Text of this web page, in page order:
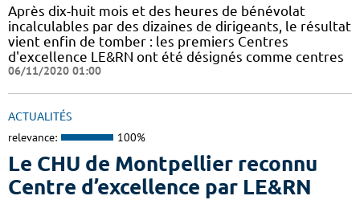
Après dix-huit mois et des heures de bénévolat
incalculables par des dizaines de dirigeants, le résultat
vient enfin de tomber : les premiers Centres
d'excellence LE&RN ont été désignés comme centres
06/11/2020 01:00
ACTUALITÉS
relevance: 100%
Le CHU de Montpellier reconnu
Centre d’excellence par LE&RN